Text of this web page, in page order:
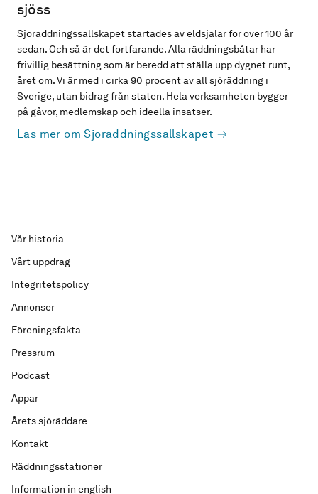
sjöss
Sjöräddningssällskapet startades av eldsjälar för över 100 år
sedan. Och så är det fortfarande. Alla räddningsbåtar har
frivillig besättning som är beredd att ställa upp dygnet runt,
året om. Vi är med i cirka 90 procent av all sjöräddning i
Sverige, utan bidrag från staten. Hela verksamheten bygger
på gåvor, medlemskap och ideella insatser.
Läs mer om Sjöräddningssällskapet
Vår historia
Vårt uppdrag
Integritetspolicy
Annonser
Föreningsfakta
Pressrum
Podcast
Appar
Årets sjöräddare
Kontakt
Räddningsstationer
Information in english